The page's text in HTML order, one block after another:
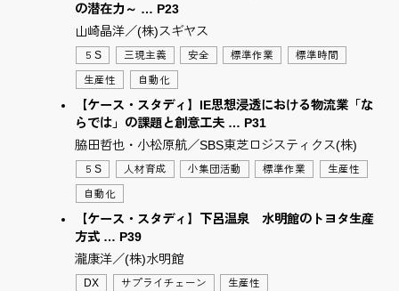
の潜在力～ … P23
山崎晶洋／(株)スギヤス
５S 三現主義 安全 標準作業 標準時間
生産性 自動化
【ケース・スタディ】IE思想浸透における物流業「な
らでは」の課題と創意工夫 … P31
脇田哲也・小松原航／SBS東芝ロジスティクス(株)
５S 人材育成 小集団活動 標準作業 生産性
自動化
【ケース・スタディ】下呂温泉 水明館のトヨタ生産
方式 … P39
瀧康洋／(株)水明館
DX サプライチェーン 生産性